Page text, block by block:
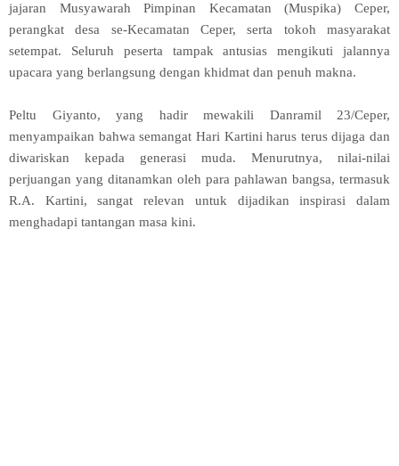
jajaran Musyawarah Pimpinan Kecamatan (Muspika) Ceper,
perangkat desa se-Kecamatan Ceper, serta tokoh masyarakat
setempat. Seluruh peserta tampak antusias mengikuti jalannya
upacara yang berlangsung dengan khidmat dan penuh makna.
Peltu Giyanto, yang hadir mewakili Danramil 23/Ceper,
menyampaikan bahwa semangat Hari Kartini harus terus dijaga dan
diwariskan kepada generasi muda. Menurutnya, nilai-nilai
perjuangan yang ditanamkan oleh para pahlawan bangsa, termasuk
R.A. Kartini, sangat relevan untuk dijadikan inspirasi dalam
menghadapi tantangan masa kini.